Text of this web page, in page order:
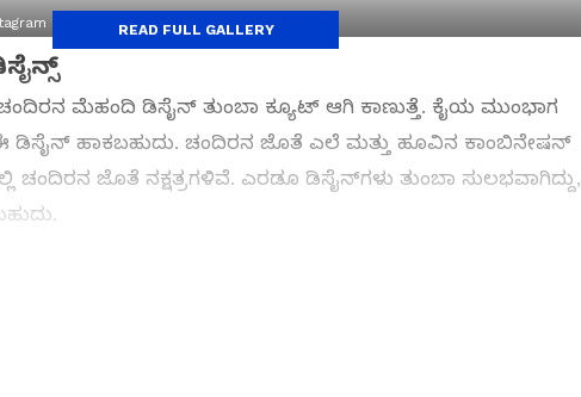
ಮೆಹಂದಿ ಡಿಸೈನ್ ತುಂಬಾ ಕ್ಯೂಟ್ ಆಗಿ ಕಾಣುತ್ತೆ. ಕೈಯ ಮುಂಭಾಗ
ಡಿಸೈನ್ ಹಾಕಬಹುದು. ಚಂದಿರನ ಜೊತೆ ಎಲೆ ಮತ್ತು ಹೂವಿನ ಕಾಂಬಿನೇಷನ್
ಚಂದಿರನ ಜೊತೆ ನಕ್ಷತ್ರಗಳಿವೆ. ಎರಡೂ ಡಿಸೈನ್‌ಗಳು ತುಂಬಾ ಸುಲಭವಾಗಿದ್ದು,
READ FULL GALLERY